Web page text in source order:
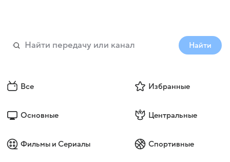
Найти
Все Избранные
Основные Центральные
Фильмы и Сериалы Спортивные